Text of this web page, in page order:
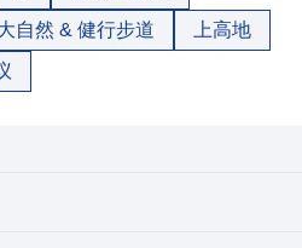
自然 & 健行步道
上高地